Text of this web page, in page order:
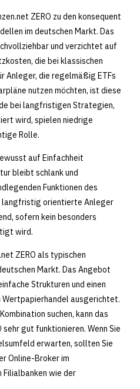
ZERO zu den konsequent
im deutschen Markt. Das
und verzichtet auf
die bei klassischen
Anleger, die regelmäßig ETFs
nutzen möchten, ist diese
bei langfristigen Strategien,
wird, spielen niedrige
Rolle.
auf Einfachheit
bleibt schlank und
Funktionen des
langfristig orientierte Anleger
sofern kein besonders
wird.
ZERO als typischen
Markt. Das Angebot
Strukturen und einen
ausgerichtet.
suchen, kann das
gut funktionieren. Wenn Sie
erwarten, sollten Sie
Online-Broker im
wie der